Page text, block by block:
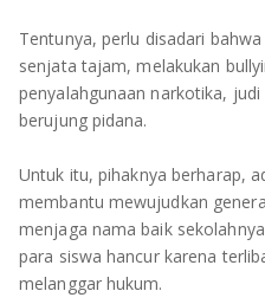
Tentunya, perlu disadari
senjata tajam, melakukan
penyalahgunaan narkotika,
berujung pidana.
Untuk itu, pihaknya berharap,
membantu mewujudkan
menjaga nama baik
para siswa hancur karena
melanggar hukum.